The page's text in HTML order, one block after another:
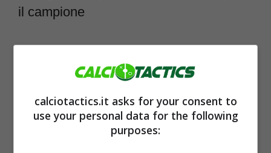
il campione
calciotactics.it asks for your consent to
use your personal data for the following
purposes: